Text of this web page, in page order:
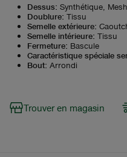
Dessus: Synthétique, Mesh
Doublure: Tissu
Semelle extérieure:
Semelle intérieure: Tissu
Fermeture: Bascule
Caractéristique spéciale
Bout: Arrondi
Trouver en magasin